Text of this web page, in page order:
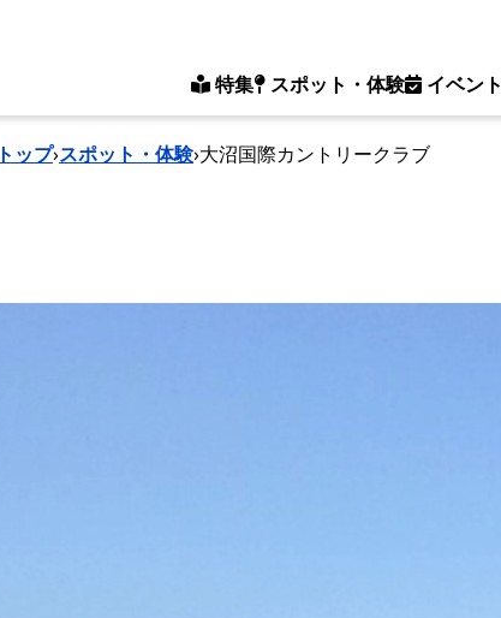
特集 スポット・体験 イベント
トップ›スポット・体験›大沼国際カントリークラブ